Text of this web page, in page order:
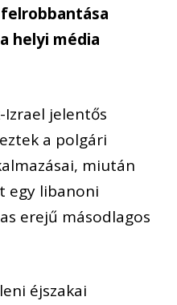
helyi média
Izrael jelentős
a polgári
miután
egy libanoni
erejű másodlagos
éjszakai